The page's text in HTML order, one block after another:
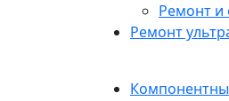
Ремонт и
Ремонт